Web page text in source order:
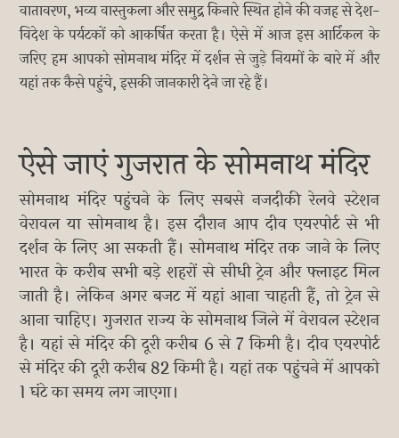
वातावरण, भव्य वास्तुकला और समुद्र किनारे स्थित होने की वजह से देश-
विदेश के पर्यटकों को आकर्षित करता है। ऐसे में आज इस आर्टिकल के
जरिए हम आपको सोमनाथ मंदिर में दर्शन से जुड़े नियमों के बारे में और
यहां तक कैसे पहुंचे, इसकी जानकारी देने जा रहे हैं।
ऐसे जाएं गुजरात के सोमनाथ मंदिर
सोमनाथ मंदिर पहुंचने के लिए सबसे नजदीकी रेलवे स्टेशन
वेरावल या सोमनाथ है। इस दौरान आप दीव एयरपोर्ट से भी
दर्शन के लिए आ सकती हैं। सोमनाथ मंदिर तक जाने के लिए
भारत के करीब सभी बड़े शहरों से सीधी ट्रेन और फ्लाइट मिल
जाती है। लेकिन अगर बजट में यहां आना चाहती हैं, तो ट्रेन से
आना चाहिए। गुजरात राज्य के सोमनाथ जिले में वेरावल स्टेशन
है। यहां से मंदिर की दूरी करीब 6 से 7 किमी है। दीव एयरपोर्ट
से मंदिर की दूरी करीब 82 किमी है। यहां तक पहुंचने में आपको
1 घंटे का समय लग जाएगा।